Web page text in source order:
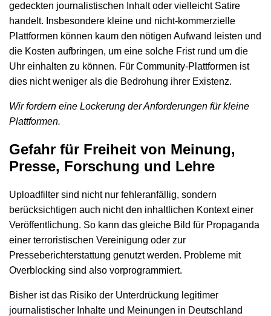
gedeckten journalistischen Inhalt oder vielleicht Satire
handelt. Insbesondere kleine und nicht-kommerzielle
Plattformen können kaum den nötigen Aufwand leisten und
die Kosten aufbringen, um eine solche Frist rund um die
Uhr einhalten zu können. Für Community-Plattformen ist
dies nicht weniger als die Bedrohung ihrer Existenz.
Wir fordern eine Lockerung der Anforderungen für kleine
Plattformen.
Gefahr für Freiheit von Meinung,
Presse, Forschung und Lehre
Uploadfilter sind nicht nur fehleranfällig, sondern
berücksichtigen auch nicht den inhaltlichen Kontext einer
Veröffentlichung. So kann das gleiche Bild für Propaganda
einer terroristischen Vereinigung oder zur
Presseberichterstattung genutzt werden. Probleme mit
Overblocking sind also vorprogrammiert.
Bisher ist das Risiko der Unterdrückung legitimer
journalistischer Inhalte und Meinungen in Deutschland